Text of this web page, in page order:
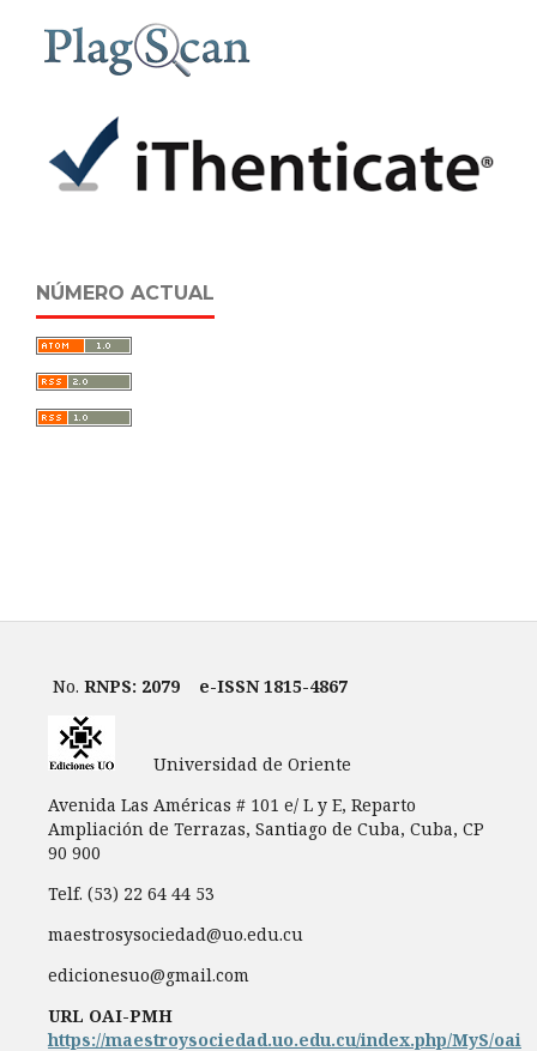
NÚMERO ACTUAL
No. RNPS: 2079 e-ISSN 1815-4867
Universidad de Oriente
Avenida Las Américas # 101 e/ L y E, Reparto
Ampliación de Terrazas, Santiago de Cuba, Cuba, CP
90 900
Telf. (53) 22 64 44 53
maestrosysociedad@uo.edu.cu
edicionesuo@gmail.com
URL OAI-PMH
https://maestroysociedad.uo.edu.cu/index.php/MyS/oai